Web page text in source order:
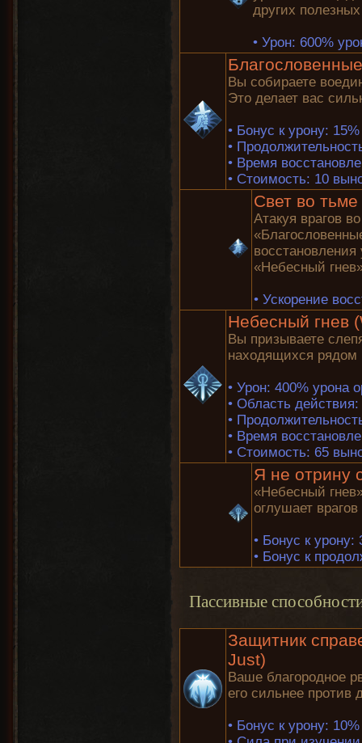
других
• Урон: 600%
Вы собираете
Это делает вас
• Бонус к урону: 15%
•
• Время
• Стоимость: 10
Свет во
Атакуя врагов
«Небесный
• Ускорение
Небесный гнев
Вы призываете
находящихся рядом
• Урон: 400% урона
• Область действия:
•
• Время
• Стоимость: 65
Я не отрину
«Небесный
оглушает
• Бонус к урону:
• Бонус к
Пассивные
Защитник
Just)
Ваше благородное
его сильнее против
• Бонус к урону: 10%